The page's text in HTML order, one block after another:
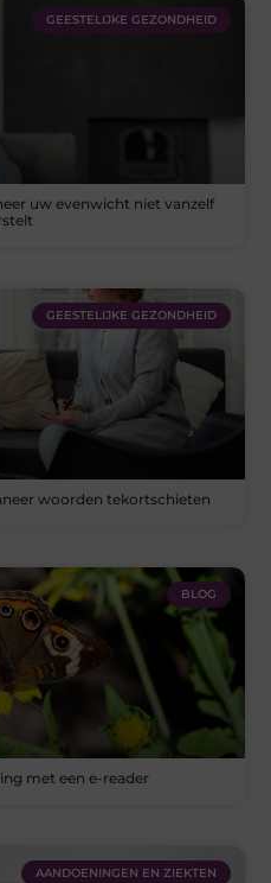
GEESTELIJKE GEZONDHEID
uw evenwicht niet vanzelf
GEESTELIJKE GEZONDHEID
woorden tekortschieten
BLOG
met een e-reader
AANDOENINGEN EN ZIEKTEN